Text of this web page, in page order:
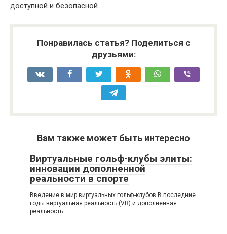
доступной и безопасной.
Понравилась статья? Поделиться с
друзьями:
Вам также может быть интересно
Виртуальные гольф-клубы элиты:
инновации дополненной
реальности в спорте
Введение в мир виртуальных гольф-клубов В последние
годы виртуальная реальность (VR) и дополненная
реальность